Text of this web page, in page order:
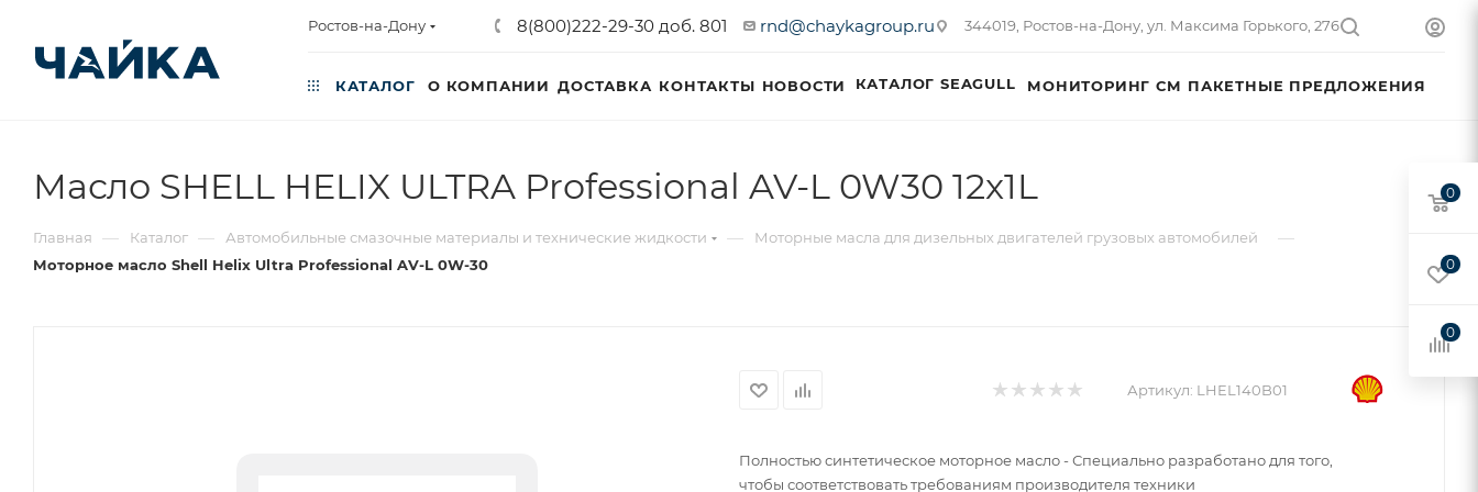
Ростов-на-Дону 8(800)222-29-30 доб. 801 rnd@chaykagroup.ru 344019, Ростов-на-Дону, ул. Максима Горького, 276
КАТАЛОГ О КОМПАНИИ ДОСТАВКА КОНТАКТЫ НОВОСТИ КАТАЛОГ SEAGULL МОНИТОРИНГ СМ ПАКЕТНЫЕ ПРЕДЛОЖЕНИЯ
Масло SHELL HELIX ULTRA Professional AV-L 0W30 12x1L
Главная — Каталог — Автомобильные смазочные материалы и технические жидкости — Моторные масла для дизельных двигателей грузовых автомобилей —
Моторное масло Shell Helix Ultra Professional AV-L 0W-30
Артикул: LHEL140B01
Полностью синтетическое моторное масло - Специально разработано для того,
чтобы соответствовать требованиям производителя техники
0
0
0